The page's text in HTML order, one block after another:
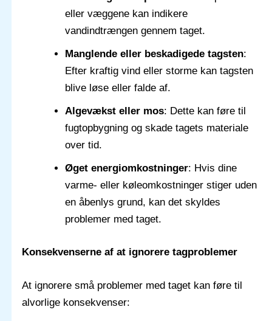
eller væggene kan indikere
vandindtrængen gennem taget.
Manglende eller beskadigede tagsten:
Efter kraftig vind eller storme kan tagsten
blive løse eller falde af.
Algevækst eller mos: Dette kan føre til
fugtopbygning og skade tagets materiale
over tid.
Øget energiomkostninger: Hvis dine
varme- eller køleomkostninger stiger uden
en åbenlys grund, kan det skyldes
problemer med taget.
Konsekvenserne af at ignorere tagproblemer
At ignorere små problemer med taget kan føre til
alvorlige konsekvenser: